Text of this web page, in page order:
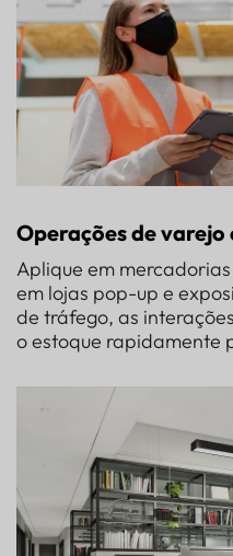
Operações de varejo
Aplique em
em lojas pop-up e
de tráfego, as
o estoque rapidamente